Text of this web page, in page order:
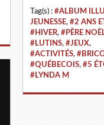
Tag(s) : #ALBUM
JEUNESSE, #2 ANS
#HIVER, #PÈRE
#LUTINS, #JEUX,
#ACTIVITÉS,
#QUÉBECOIS, #5
#LYNDA M